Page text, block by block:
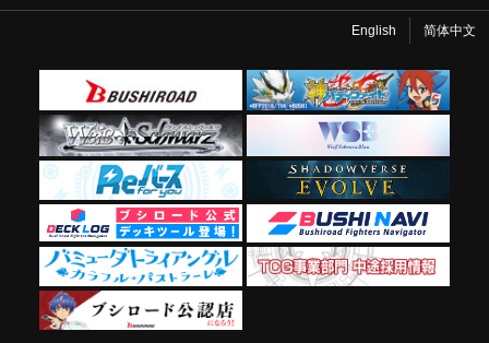
English 简体中文